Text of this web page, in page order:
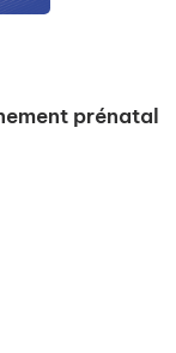
prénatal